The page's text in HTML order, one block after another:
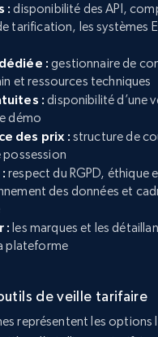
: disponibilité des API,
tarification, les systèmes
: gestionnaire de
et ressources techniques
: disponibilité d’une
démo
des prix : structure de
respect du RGPD, éthique
des données et
: les marques et les
plateforme
de veille tarifaire
représentent les options